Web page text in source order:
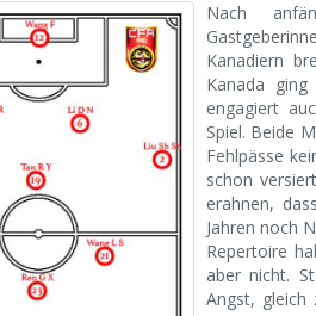
Nach
Kanadiern
Kanada
engagiert
Spiel. Beide
Fehlpässe
schon
erahnen,
Jahren noch
Repertoire
aber nicht.
Angst, gleich